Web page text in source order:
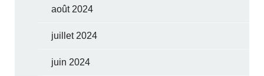
août 2024
juillet 2024
juin 2024